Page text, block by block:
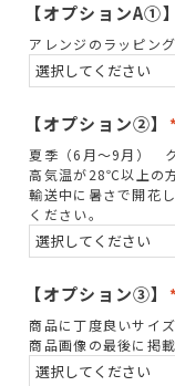
【オプションA①】
アレンジのラッピン
【オプション②】
夏季（6月～9月）
高気温が28℃以上の
輸送中に暑さで開花
ください。
【オプション③】
(
商品に丁度良いサイ
商品画像の最後に掲